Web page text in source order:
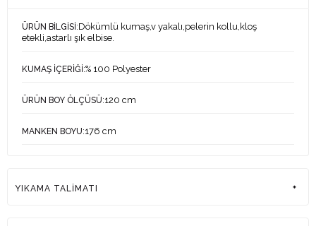
ÜRÜN BİLGİSİ:Dökümlü kumaş,v yakalı,pelerin kollu,kloş
etekli,astarlı şık elbise.
KUMAŞ İÇERİĞİ:% 100 Polyester
ÜRÜN BOY ÖLÇÜSÜ:120 cm
MANKEN BOYU:176 cm
MANKEN ÜZERİNDEKİ ÜRÜN BEDENİ
YIKAMA TALİMATI